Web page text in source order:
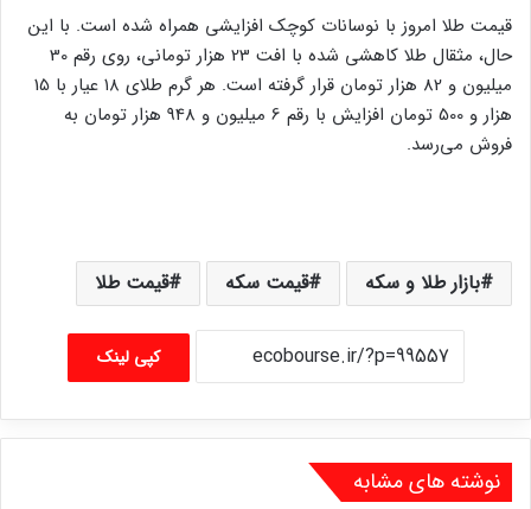
قیمت طلا امروز با نوسانات کوچک افزایشی همراه شده است. با این
حال، مثقال طلا کاهشی شده با افت 23 هزار تومانی، روی رقم 30
میلیون و 82 هزار تومان قرار گرفته است. هر گرم طلای ۱۸ عیار با 15
هزار و 500 تومان افزایش با رقم 6 میلیون و 948 هزار تومان به
فروش می‌رسد.
بازار طلا و سکه قیمت سکه قیمت طلا
کپی لینک
نوشته های مشابه